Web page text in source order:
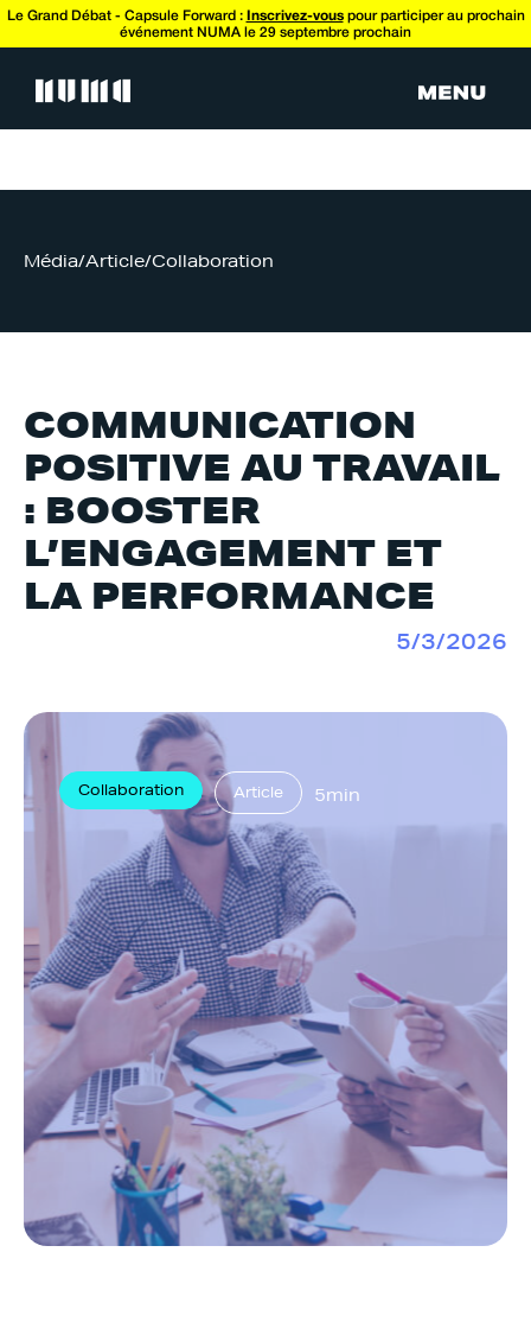
Le Grand Débat - Capsule Forward : Inscrivez-vouspour participer au prochain
événement NUMA le 29 septembre prochain
Média/Article/Collaboration
COMMUNICATION
POSITIVE AU TRAVAIL
: BOOSTER
L’ENGAGEMENT ET
LA PERFORMANCE
5/3/2026
Collaboration Article 5min